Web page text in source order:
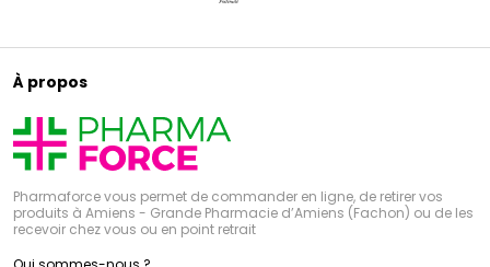
À propos
Pharmaforce vous permet de commander en ligne, de retirer vos
produits à Amiens - Grande Pharmacie d’Amiens (Fachon) ou de les
recevoir chez vous ou en point retrait